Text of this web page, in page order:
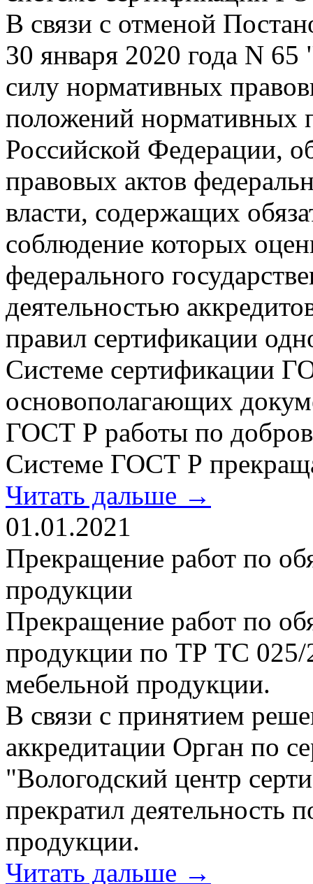
В связи с отменой
30 января 2020 года N
силу нормативных
положений нормативных
Российской Федерации,
правовых актов
власти, содержащих
соблюдение которых
федерального
деятельностью
правил сертификации
Системе сертификации
основополагающих
ГОСТ Р работы по
Системе ГОСТ Р
Читать дальше →
01.01.2021
Прекращение работ по
продукции
Прекращение работ по
продукции по ТР ТС 025/
мебельной продукции.
В связи с принятием
аккредитации Орган по
"Вологодский центр
прекратил деятельность
продукции.
Читать дальше →